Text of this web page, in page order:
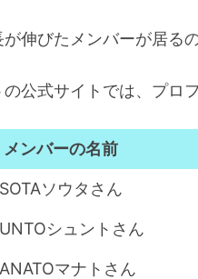
伸びたメンバーが居る
公式サイトでは、プロ
メンバーの名前
SOTAソウタさん
シュントさん
マナトさん